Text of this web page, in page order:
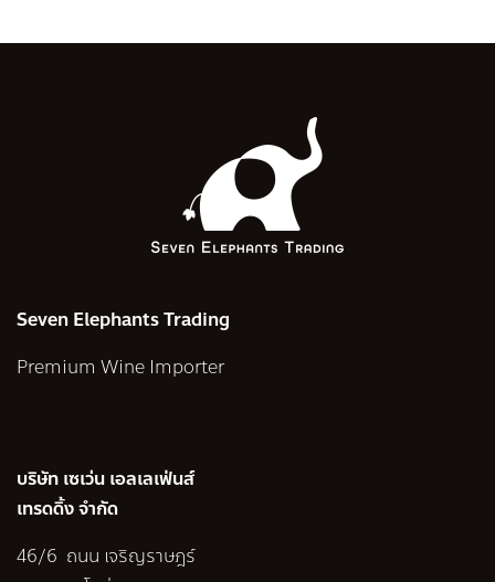
Seven Elephants Trading
Premium Wine Importer
บริษัท เซเว่น เอลเลเฟ่นส์
เทรดดิ้ง จำกัด
46/6 ถนน เจริญราษฎร์